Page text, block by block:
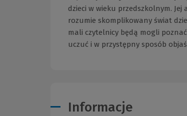
dzieci w wieku przedszkolnym.
rozumie skomplikowany świat
mali czytelnicy będą mogli
uczuć i w przystępny sposób
Informacje